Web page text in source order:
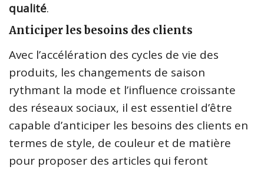
qualité.
Anticiper les besoins des clients
Avec l’accélération des cycles de vie des
produits, les changements de saison
rythmant la mode et l’influence croissante
des réseaux sociaux, il est essentiel d’être
capable d’anticiper les besoins des clients en
termes de style, de couleur et de matière
pour proposer des articles qui feront